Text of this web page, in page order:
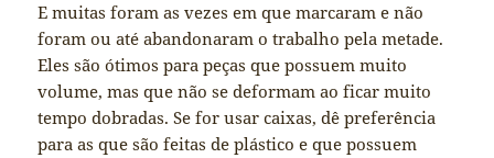
E muitas foram as vezes em que marcaram e não
foram ou até abandonaram o trabalho pela metade.
Eles são ótimos para peças que possuem muito
volume, mas que não se deformam ao ficar muito
tempo dobradas. Se for usar caixas, dê preferência
para as que são feitas de plástico e que possuem